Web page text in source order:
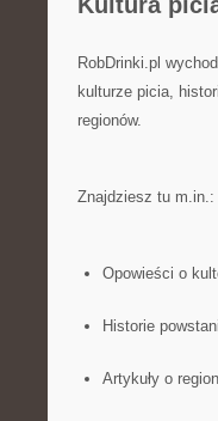
RobDrinki.pl
kulturze picia,
regionów.
Znajdziesz tu m.in.:
Opowieści o
Historie
Artykuły o